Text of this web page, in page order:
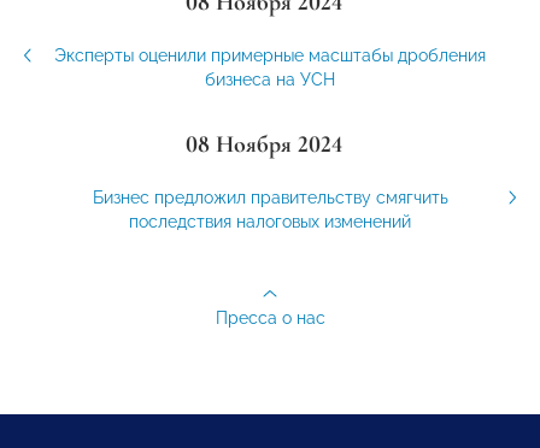
Эксперты оценили примерные масштабы дробления
бизнеса на УСН
08 Ноября 2024
Бизнес предложил правительству смягчить
последствия налоговых изменений
Пресса о нас